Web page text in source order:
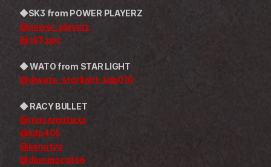
◆SK3 from POWER PLAYERZ
@power_playerz
@sk3.ppz
◆ WATO from STAR LIGHT
@djwato_starlight_kdp010
◆ RACY BULLET
@masamatixxx
@kdp405
@kenutyo
@dominocat66